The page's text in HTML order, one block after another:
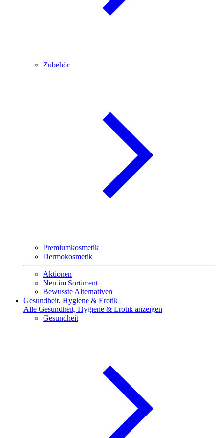
Zubehör
Premiumkosmetik
Dermokosmetik
Aktionen
Neu im Sortiment
Bewusste Alternativen
Gesundheit, Hygiene & Erotik
Alle Gesundheit, Hygiene & Erotik anzeigen
Gesundheit